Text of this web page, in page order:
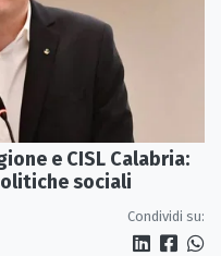
e CISL Calabria:
sociali
Condividi su: